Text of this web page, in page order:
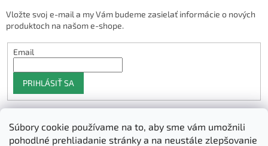
Súbory cookie používame na to, aby sme vám umožnili
pohodlné prehliadanie stránky a na neustále zlepšovanie
Vložte svoj e-mail a my Vám budeme zasielať informácie o nových
produktoch na našom e-shope.
Email
PRIHLÁSIŤ SA
Shoptet.sk